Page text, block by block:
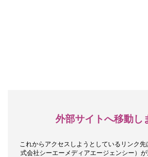
外部サイトへ移動し
これからアクセスしようとしているリンク先
式会社シーエーメディアエージェンシー）